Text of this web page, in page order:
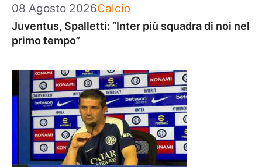
08 Agosto 2026Categorie
Calcio
Juventus, Spalletti: “Inter più squadra di noi nel
primo tempo”